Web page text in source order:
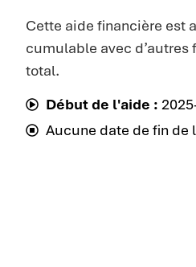
Cette aide financière est
cumulable avec
total.
Début de l'aide :
Aucune date de fin de